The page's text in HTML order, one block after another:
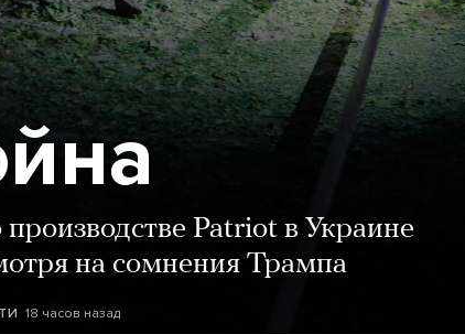
Patriot в Украине
на сомнения Трампа
18 часов назад